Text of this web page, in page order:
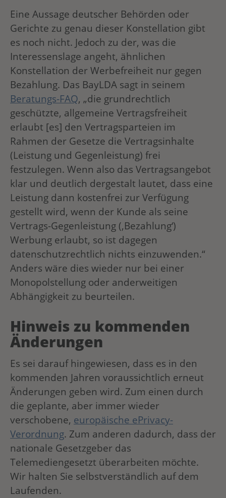
Eine Aussage deutscher Behörden oder
Gerichte zu genau dieser Konstellation gibt
es noch nicht. Jedoch zu der, was die
Interessenslage angeht, ähnlichen
Konstellation der Werbefreiheit nur gegen
Bezahlung. Das BayLDA sagt in seinem
Beratungs-FAQ, „die grundrechtlich
geschützte, allgemeine Vertragsfreiheit
erlaubt [es] den Vertragsparteien im
Rahmen der Gesetze die Vertragsinhalte
(Leistung und Gegenleistung) frei
festzulegen. Wenn also das Vertragsangebot
klar und deutlich dergestalt lautet, dass eine
Leistung dann kostenfrei zur Verfügung
gestellt wird, wenn der Kunde als seine
Vertrags-Gegenleistung (‚Bezahlung‘)
Werbung erlaubt, so ist dagegen
datenschutzrechtlich nichts einzuwenden.“
Anders wäre dies wieder nur bei einer
Monopolstellung oder anderweitigen
Abhängigkeit zu beurteilen.
Hinweis zu kommenden
Änderungen
Es sei darauf hingewiesen, dass es in den
kommenden Jahren voraussichtlich erneut
Änderungen geben wird. Zum einen durch
die geplante, aber immer wieder
verschobene, europäische ePrivacy-
Verordnung. Zum anderen dadurch, dass der
nationale Gesetzgeber das
Telemediengesetzt überarbeiten möchte.
Wir halten Sie selbstverständlich auf dem
Laufenden.